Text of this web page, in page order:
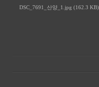
DSC_7691_산양_1.jpg (162.3 KB)